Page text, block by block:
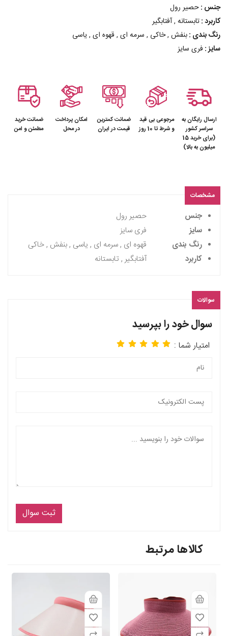
جنس :حصیر رول
کاربرد :تابستانه , آفتابگیر
رنگ بندی :بنفش , خاکی , سرمه ای , قهوه ای , یاسی
سایز : فری سایز
ارسال رایگان به
سراسر کشور
(برای خرید 15
میلیون به بالا)
مرجوعی بی قید
و شرط تا 10 روز
ضمانت کمترین
قیمت در ایران
امکان پرداخت
در محل
ضمانت خرید
مطمئن و امن
مشخصات
جنس
حصیر رول
سایز
فری سایز
رنگ بندی
قهوه ای , سرمه ای , یاسی , بنفش , خاکی
کاربرد
آفتابگیر , تابستانه
سوالات
سوال خود را بپرسید
امتیار شما :
ثبت سوال
کالاها مرتبط